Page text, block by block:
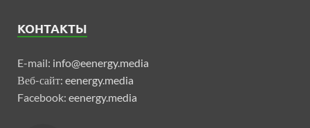
КОНТАКТЫ
E-mail: info@eenergy.media
Веб-сайт: eenergy.media
Facebook: eenergy.media